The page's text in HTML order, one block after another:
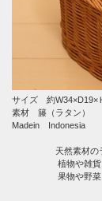
サイズ 約W34×D19×
素材 籐（ラタン）
Madein Indonesia
天然素材のラタン
植物や雑貨を入
果物や野菜を入